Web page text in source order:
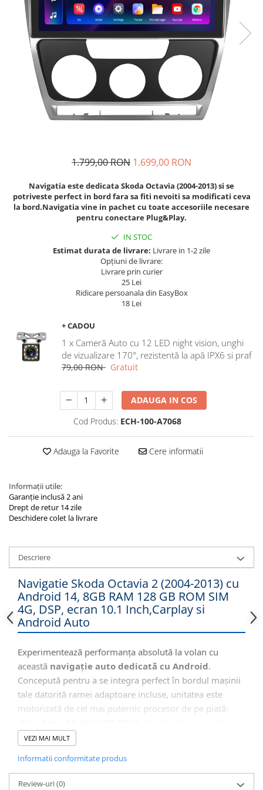
Navigatii Fiat
Navigatii Nissan
Navigatii Citroen
Navigatii Suzuki
Navigatii Mitsubishi
Navigatii Volvo
Navigatii KIA
Navigatii Mazda
Navigatii Chevrolet
Navigatii Honda
Navigatii Porsche
Navigatii Land Rover
1.799,00 RON 1.699,00 RON
Navigatia este dedicata Skoda Octavia (2004-2013) si se
potriveste perfect in bord fara sa fiti nevoiti sa modificati ceva
la bord.Navigatia vine in pachet cu toate accesoriile necesare
pentru conectare Plug&Play.
IN STOC
Estimat durata de livrare: Livrare in 1-2 zile
Opțiuni de livrare:
Livrare prin curier
25 Lei
Ridicare persoanala din EasyBox
18 Lei
+ CADOU
1 x Cameră Auto cu 12 LED night vision, unghi
de vizualizare 170°, rezistentă la apă IPX6 si praf
79,00 RON Gratuit
ADAUGA IN COS
Cod Produs: ECH-100-A7068
Adauga la Favorite Cere informatii
Informații utile:
Garanție inclusă 2 ani
Drept de retur 14 zile
Deschidere colet la livrare
Descriere
Navigatie Skoda Octavia 2 (2004-2013) cu
Android 14, 8GB RAM 128 GB ROM SIM
4G, DSP, ecran 10.1 Inch,Carplay si
Android Auto
Experimentează performanța absolută la volan cu
această navigație auto dedicată cu Android.
Concepută pentru a se integra perfect în bordul mașinii
tale datorită ramei adaptoare incluse, unitatea este
motorizată de cel mai puternic procesor de pe piață:
impresionantă de
de internet independent prin
înaltă fidelitate (Procesor DSP + Ieșire Optică) și
VEZI MAI MULT
Informatii conformitate produs
Review-uri(0)